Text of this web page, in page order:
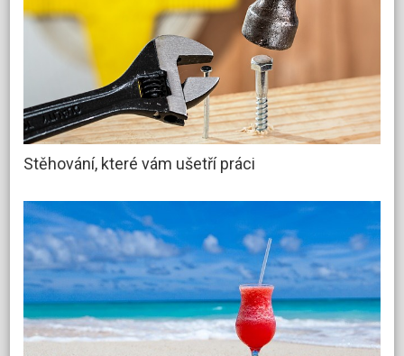
Stěhování, které vám ušetří práci